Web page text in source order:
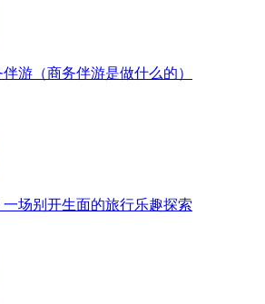
游（商务伴游是做什么的）
场别开生面的旅行乐趣探索